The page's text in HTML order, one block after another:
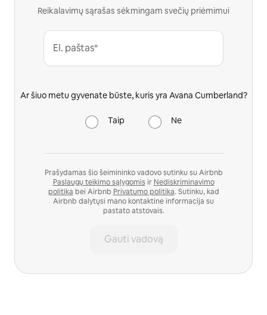
Reikalavimų sąrašas sėkmingam svečių priėmimui
El. paštas*
Ar šiuo metu gyvenate būste, kuris yra Avana Cumberland?
Taip Ne
Prašydamas šio šeimininko vadovo sutinku su Airbnb
Paslaugų teikimo sąlygomis ir Nediskriminavimo
politika bei Airbnb Privatumo politika. Sutinku, kad
Airbnb dalytųsi mano kontaktine informacija su
pastato atstovais.
Gauti vadovą